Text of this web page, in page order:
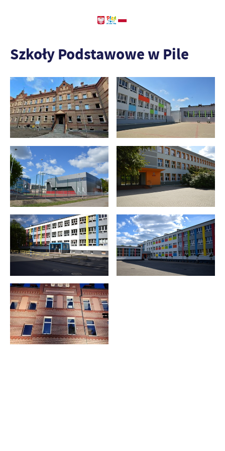
Szkoły Podstawowe w Pile